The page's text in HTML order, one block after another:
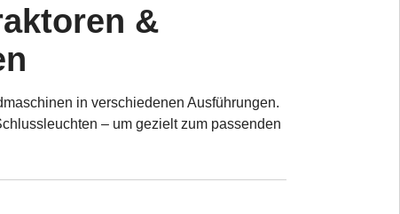
&
in verschiedenen Ausführungen.
– um gezielt zum passenden